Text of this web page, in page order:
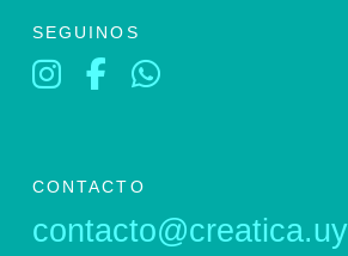
SEGUINOS
CONTACTO
contacto@creatica.uy